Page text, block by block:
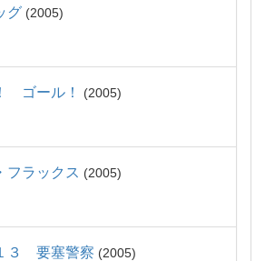
グ 2005
ゴール！ 2005
フラックス 2005
３ 要塞警察 2005